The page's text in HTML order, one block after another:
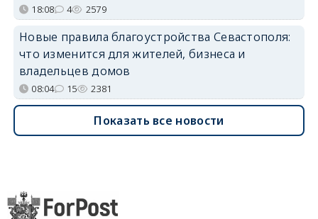
18:08 4 2579
Новые правила благоустройства Севастополя:
что изменится для жителей, бизнеса и
владельцев домов
08:04 15 2381
Показать все новости